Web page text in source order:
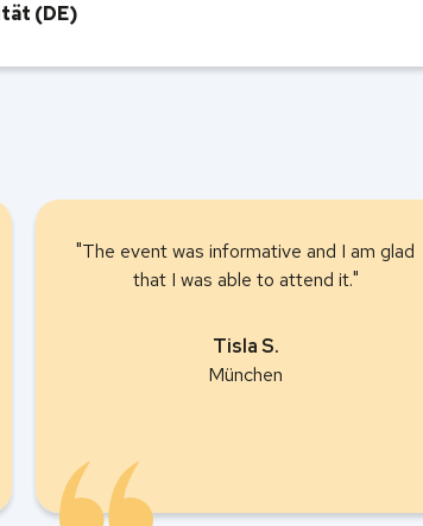
(DE)
"The event was informative and I am glad
that I was able to attend it."
Tisla S.
München